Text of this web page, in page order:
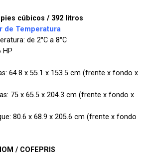
pies cúbicos / 392 litros
de Temperatura
de 2°C a 8°C
HP
64.8 x 55.1 x 153.5 cm (frente x fondo x
75 x 65.5 x 204.3 cm (frente x fondo x
80.6 x 68.9 x 205.6 cm (frente x fondo
/ COFEPRIS